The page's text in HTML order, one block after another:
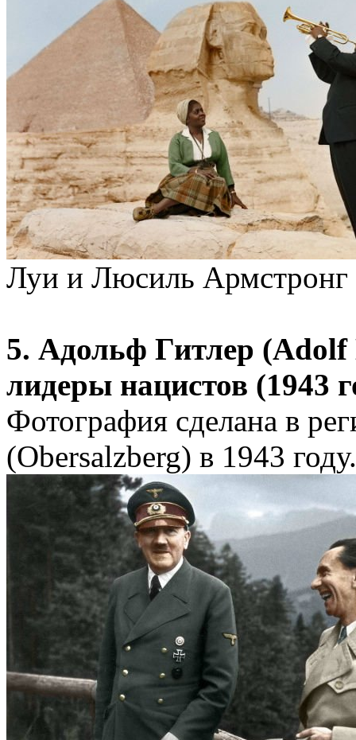
Луи и Люсиль Армстронг
5. Адольф Гитлер (Adolf
лидеры нацистов (1943
Фотография сделана в
(Obersalzberg) в 1943 году.